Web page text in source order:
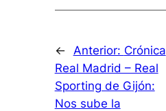
← Anterior: Crónica
Real Madrid – Real
Sporting de Gijón:
Nos sube la